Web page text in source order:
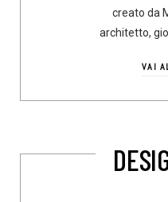
creato da
architetto,
VAI